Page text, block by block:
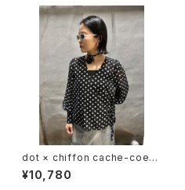
dot × chiffon cache-coeur
V-neck design tops トップス
カシュクール ドット 水玉 シフォ
¥10,780